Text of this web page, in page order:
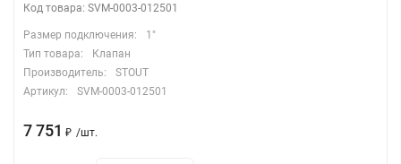
Код товара: SVM-0003-012501
Размер подключения:
1"
Тип товара:
Клапан
Производитель:
STOUT
Артикул:
SVM-0003-012501
7 751 ₽ /шт.